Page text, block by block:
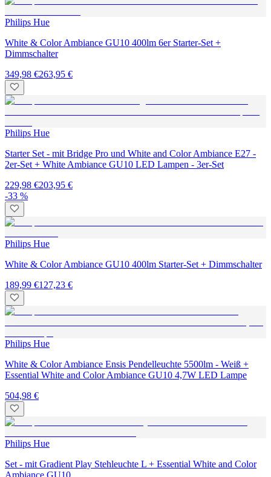
Philips Hue
White & Color Ambiance GU10 400lm 6er Starter-Set +
Dimmschalter
349,98 €263,95 €
Philips Hue
Starter Set - mit Bridge Pro und White and Color Ambiance E27 -
2er-Set + White Ambiance GU10 LED Lampen - 3er-Set
229,98 €203,95 €
-33 %
Philips Hue
White & Color Ambiance GU10 400lm Starter-Set + Dimmschalter
189,99 €127,23 €
Philips Hue
White & Color Ambiance Ensis Pendelleuchte 5500lm - Weiß +
Essential White and Color Ambiance GU10 4,7W LED Lampe
504,98 €
Philips Hue
Set - mit Gradient Play Stehleuchte L + Essential White and Color